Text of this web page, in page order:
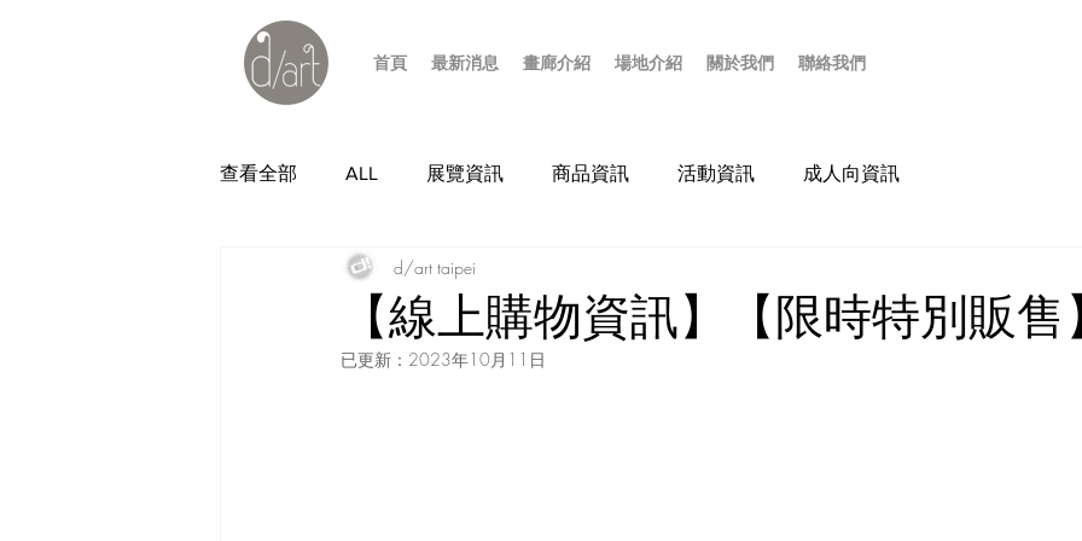
首頁 最新消息 畫廊介紹 場地介紹 關於我們 聯絡我們
查看全部 ALL 展覽資訊 商品資訊 活動資訊 成人向資訊
【線上購物資訊】【限時特別販售
d/art taipei
已更新： 2023年10月11日